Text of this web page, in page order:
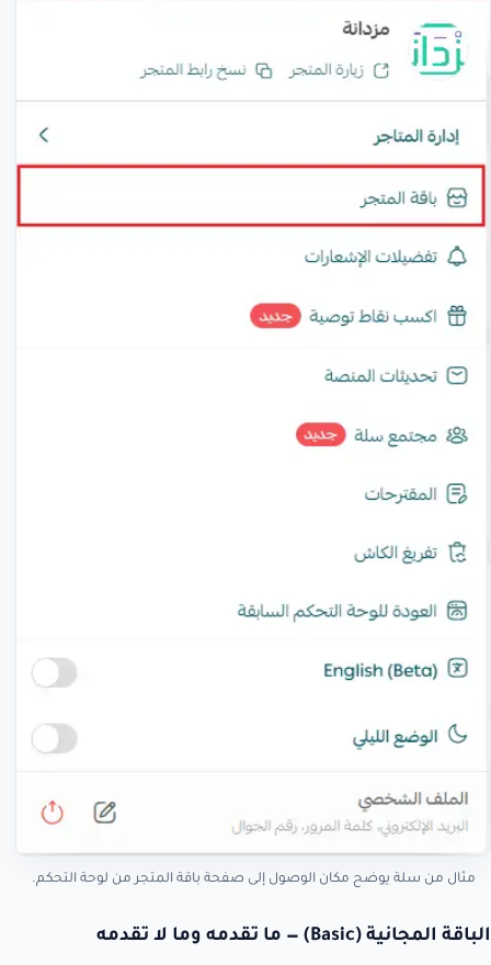
مثال من سلة يوضح مكان الوصول إلى صفحة باقة المتجر من لوحة التحكم.
الباقة المجانية (Basic) — ما تقدمه وما لا تقدمه